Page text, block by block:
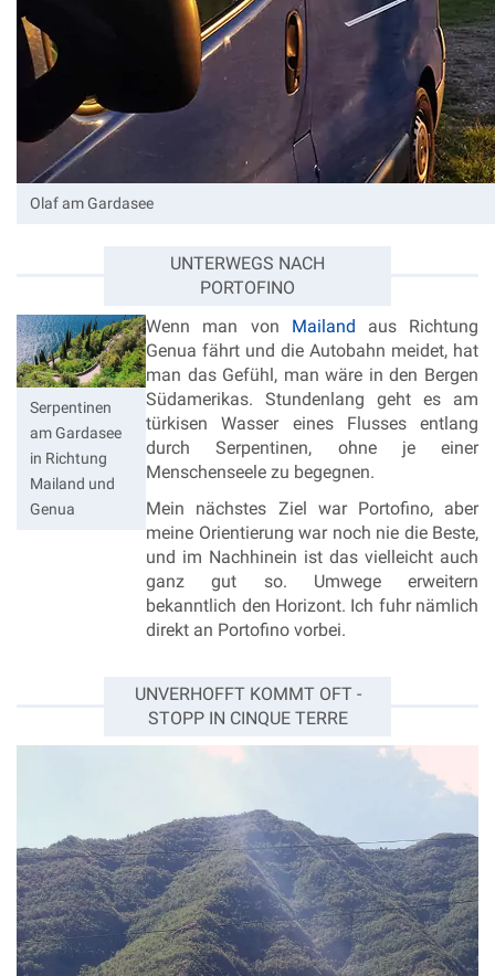
Olaf am Gardasee
UNTERWEGS NACH
PORTOFINO
Serpentinen
am Gardasee
in Richtung
Mailand und
Genua
Wenn man von Mailand aus Richtung
Genua fährt und die Autobahn meidet, hat
man das Gefühl, man wäre in den Bergen
Südamerikas. Stundenlang geht es am
türkisen Wasser eines Flusses entlang
durch Serpentinen, ohne je einer
Menschenseele zu begegnen.
Mein nächstes Ziel war Portofino, aber
meine Orientierung war noch nie die Beste,
und im Nachhinein ist das vielleicht auch
ganz gut so. Umwege erweitern
bekanntlich den Horizont. Ich fuhr nämlich
direkt an Portofino vorbei.
UNVERHOFFT KOMMT OFT -
STOPP IN CINQUE TERRE